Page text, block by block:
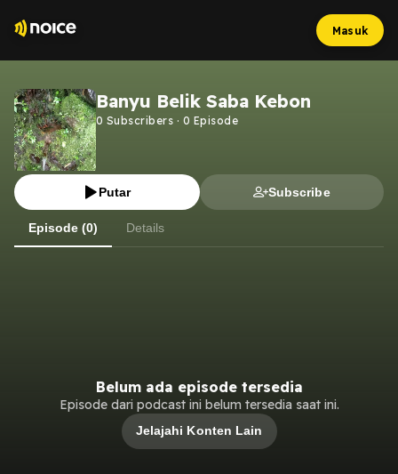
Masuk
Banyu Belik Saba Kebon
0 Subscribers · 0 Episode
Putar Subscribe
Episode (0) Details
Belum ada episode tersedia
Episode dari podcast ini belum tersedia saat ini.
Jelajahi Konten Lain